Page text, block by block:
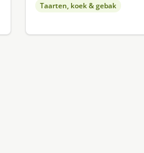
Taarten, koek & gebak